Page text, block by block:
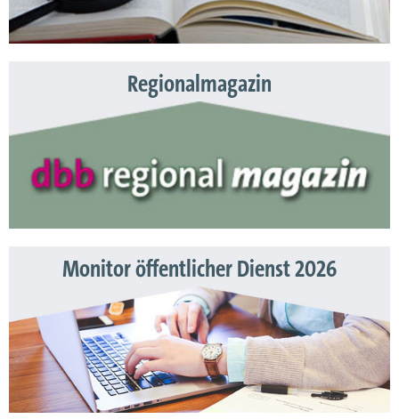
Regionalmagazin
Monitor öffentlicher Dienst 2026